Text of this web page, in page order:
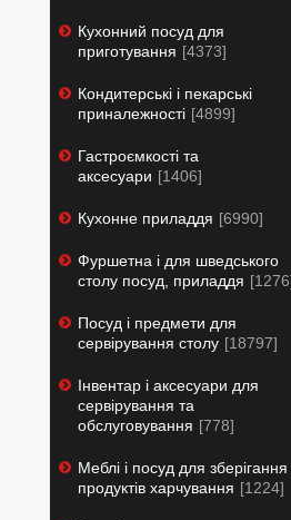
Кухонний посуд для
приготування
4373
Кондитерські і пекарські
приналежності 4899
Гастроємкості та
аксесуари
1406
Кухонне приладдя 6990
Фуршетна і для шведського
столу посуд, приладдя
1276
Посуд і предмети для
сервірування столу
18797
Інвентар і аксесуари для
сервірування та
обслуговування
778
Меблі і посуд для зберігання
продуктів харчування
1224